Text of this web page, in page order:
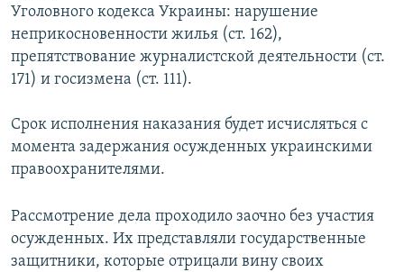
Уголовного кодекса Украины: нарушение
неприкосновенности жилья (ст. 162),
препятствование журналистской деятельности (ст.
171) и госизмена (ст. 111).
Срок исполнения наказания будет исчисляться с
момента задержания осужденных украинскими
правоохранителями.
Рассмотрение дела проходило заочно без участия
осужденных. Их представляли государственные
защитники, которые отрицали вину своих